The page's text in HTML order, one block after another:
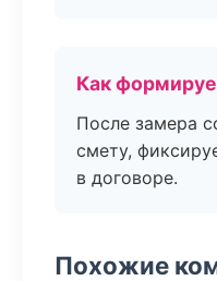
Как
После замера
смету,
в договоре.
Похожие